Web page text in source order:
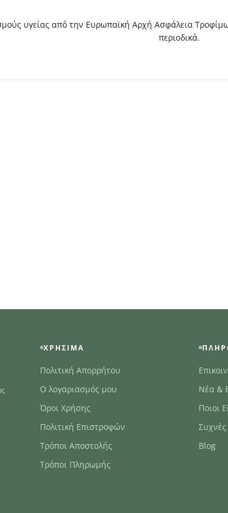
υγείας από την Ευρωπαϊκή Αρχή Ασφάλεια
περιοδικά.
ΧΡΉΣΙΜΑ
Πολιτική Απορρήτου
Ο λογαριασμός μου
Όροι Χρήσης
Πολιτική Επιστροφών
Τρόποι Αποστολής
Τρόποι Πληρωμής
Νέα &
Ποιοι
Blog